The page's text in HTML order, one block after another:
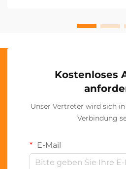
Kostenloses
Unser Vertreter wird sich
Verbindung
E-Mail